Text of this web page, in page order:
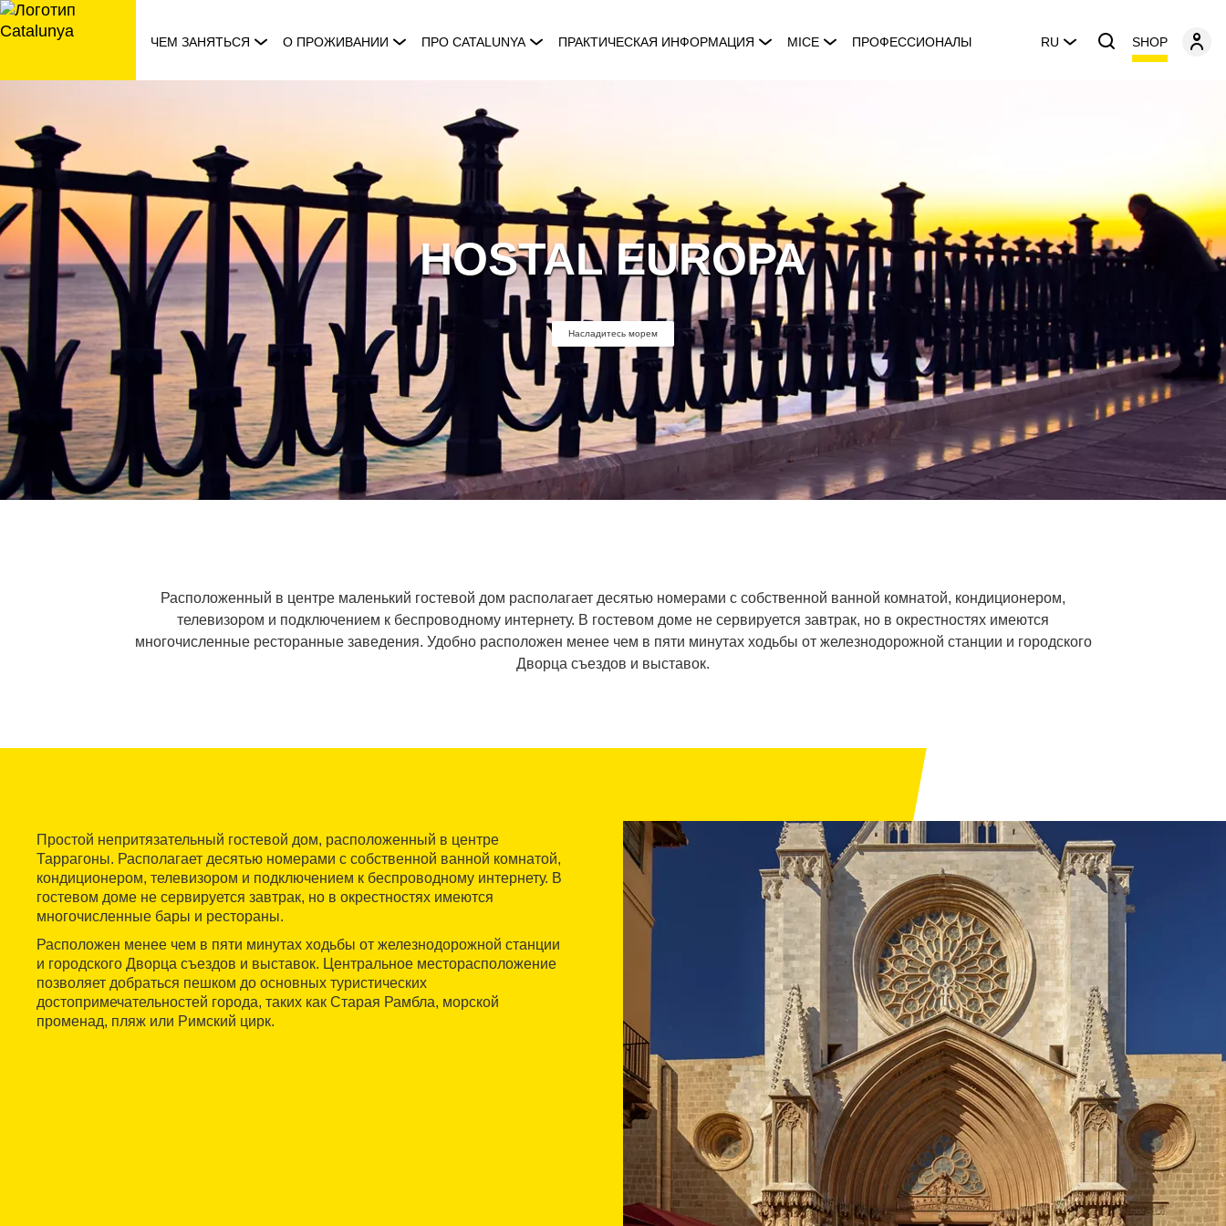
перейти
к
ЧЕМ ЗАНЯТЬСЯ О ПРОЖИВАНИИ ПРО CATALUNYA ПРАКТИЧЕСКАЯ ИНФОРМАЦИЯ MICE ПРОФЕССИОНАЛЫ RU SHOP
HOSTAL EUROPA
Насладитесь морем
Расположенный в центре маленький гостевой дом располагает десятью номерами с собственной ванной комнатой, кондиционером,
телевизором и подключением к беспроводному интернету. В гостевом доме не сервируется завтрак, но в окрестностях имеются
многочисленные ресторанные заведения. Удобно расположен менее чем в пяти минутах ходьбы от железнодорожной станции и городского
Дворца съездов и выставок.
Простой непритязательный гостевой дом, расположенный в центре
Таррагоны. Располагает десятью номерами с собственной ванной комнатой,
кондиционером, телевизором и подключением к беспроводному интернету. В
гостевом доме не сервируется завтрак, но в окрестностях имеются
многочисленные бары и рестораны.
Расположен менее чем в пяти минутах ходьбы от железнодорожной станции
и городского Дворца съездов и выставок. Центральное месторасположение
позволяет добраться пешком до основных туристических
достопримечательностей города, таких как Старая Рамбла, морской
променад, пляж или Римский цирк.